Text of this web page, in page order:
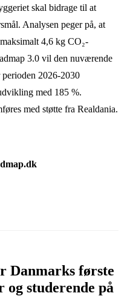
skal bidrage til at
Analysen peger på, at
4,6 kg CO₂-
3.0 vil den nuværende
2026-2030
med 185 %.
med støtte fra Realdania.
Danmarks første
studerende på